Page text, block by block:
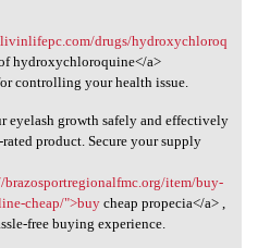
href=https:/drugs/hydroxychloroq
hydroxychloroquine</a>
controlling your health issue.
eyelash growth safely and effectively
product. Secure your supply
brazosportregionalfmc.org/item/buy-
cheap/">buycheap propecia</a> ,
free buying experience.